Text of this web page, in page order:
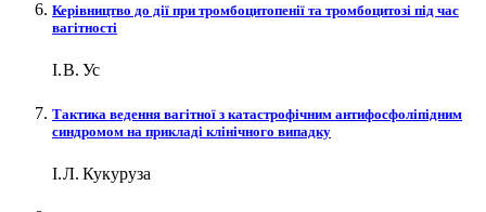
Керівництво до дії при тромбоцитопенії та тромбоцитозі під час
вагітності
І. В. Ус
Тактика ведення вагітної з катастрофічним антифосфоліпідним
синдромом на прикладі клінічного випадку
І. Л. Кукуруза